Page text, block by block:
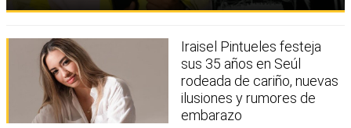
Iraisel Pintueles festeja
sus 35 años en Seúl
rodeada de cariño, nuevas
ilusiones y rumores de
embarazo